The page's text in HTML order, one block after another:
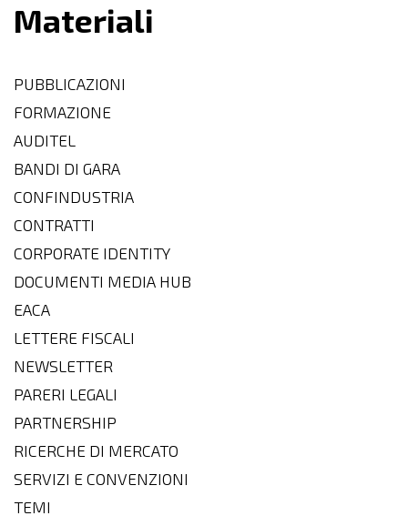
Materiali
PUBBLICAZIONI
FORMAZIONE
AUDITEL
BANDI DI GARA
CONFINDUSTRIA
CONTRATTI
CORPORATE IDENTITY
DOCUMENTI MEDIA HUB
EACA
LETTERE FISCALI
NEWSLETTER
PARERI LEGALI
PARTNERSHIP
RICERCHE DI MERCATO
SERVIZI E CONVENZIONI
TEMI